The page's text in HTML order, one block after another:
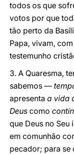
todos os que
votos por que
tão perto da
Papa, vivam,
testemunho
3. A Quaresma,
sabemos —
apresenta a vida
Deus como
que Deus no Seu
em comunhão
pecador; para se